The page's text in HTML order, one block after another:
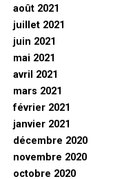
août 2021
juillet 2021
juin 2021
mai 2021
avril 2021
mars 2021
février 2021
janvier 2021
décembre 2020
novembre 2020
octobre 2020